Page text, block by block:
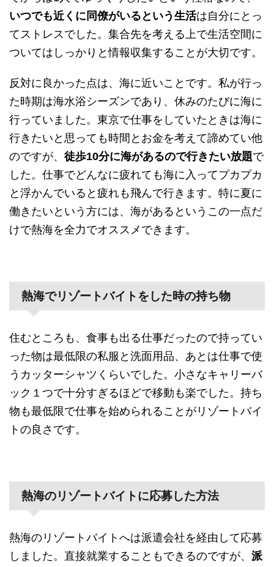
いつでも近くに同僚がいるという生活は自分にとっ
てストレスでした。集合先を考える上で生活空間に
ついてはしっかりと情報収集することが大切です。
反対に良かった点は、海に近いことです。私が行っ
た時期は海水浴シーズンであり、休みのたびに海に
行っていました。東京で仕事をしていたときは海に
行きたいと思っても時間とお金を考えて諦めてい他
のですが、 徒歩10分に海があるので行きたい放題で
した。仕事でどんなに疲れても海に入ってプカプカ
と浮かんでいると疲れも飛んで行きます。特に夏に
働きたいという方には、海があるというこの一点だ
けで熱海を全力でオススメできます。
熱海でリゾートバイトをした時の持ち物
住むところも、食事も出る仕事だったので持ってい
った物は最低限の私服と洗面用品、あとは仕事で使
うカッターシャツくらいでした。小さなキャリーバ
ック１つで十分すぎるほどで移動も楽でした。持ち
物も最低限で仕事を始められることがリゾートバイ
トの良さです。
熱海のリゾートバイトに応募した方法
熱海のリゾートバイトへは派遣会社を経由して応募
しました。直接就業することもできるのですが、 派